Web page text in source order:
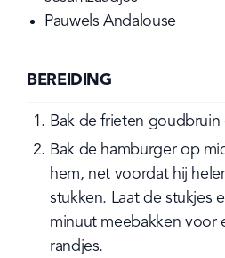
Pauwels Andalouse
BEREIDING
Bak de frieten goudbruin
Bak de hamburger op
hem, net voordat hij
stukken. Laat de stukjes
minuut meebakken voor
randjes.